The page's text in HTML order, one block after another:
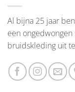
Al bijna 25 jaar
een
bruidskleding uit